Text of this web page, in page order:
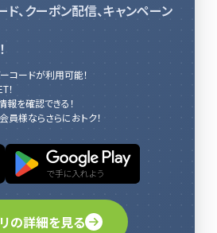
、クーポン配信、キャンペーン
コードが利用可能！
！
報を確認できる！
員様ならさらにおトク！
の詳細を見る